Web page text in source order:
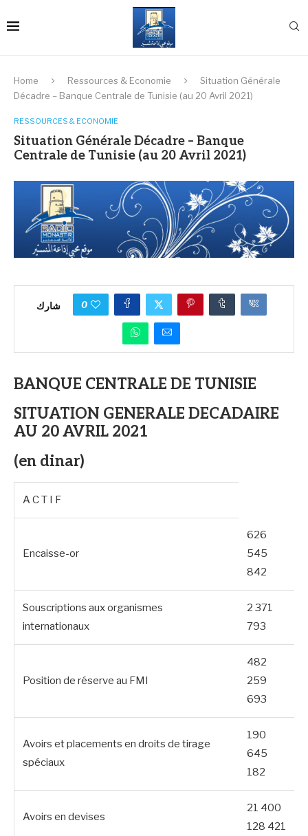
Home Ressources & Economie
Situation Générale
Décadre – Banque Centrale de Tunisie (au 20 Avril 2021)
RESSOURCES & ECONOMIE
Situation Générale Décadre – Banque
Centrale de Tunisie (au 20 Avril 2021)
شارك 0
BANQUE CENTRALE DE TUNISIE
SITUATION GENERALE DECADAIRE
AU 20 AVRIL 2021
(en dinar)
A C T I F
Encaisse-or
626
545
842
Souscriptions aux organismes
internationaux
2 371
793
Position de réserve au FMI
482
259
693
Avoirs et placements en droits de tirage
spéciaux
190
645
182
Avoirs en devises
21 400
128 421